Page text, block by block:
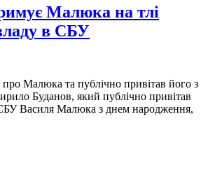
Малюка на тлі
в СБУ
Малюка та публічно привітав його з
Буданов, який публічно привітав
Василя Малюка з днем народження,